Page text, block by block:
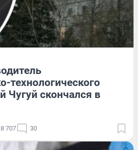
технологического
Чугуй скончался в
8 707 30